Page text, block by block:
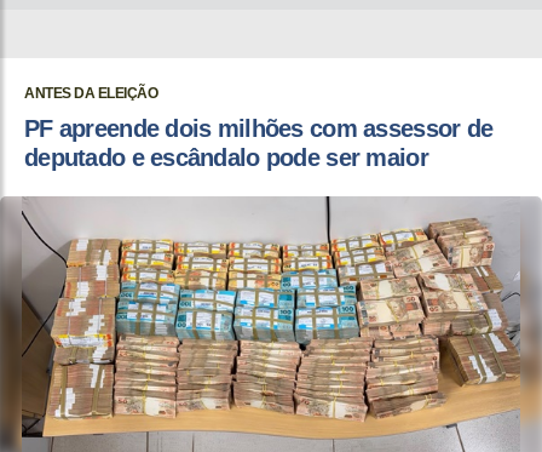
ANTES DA ELEIÇÃO
PF apreende dois milhões com assessor de
deputado e escândalo pode ser maior